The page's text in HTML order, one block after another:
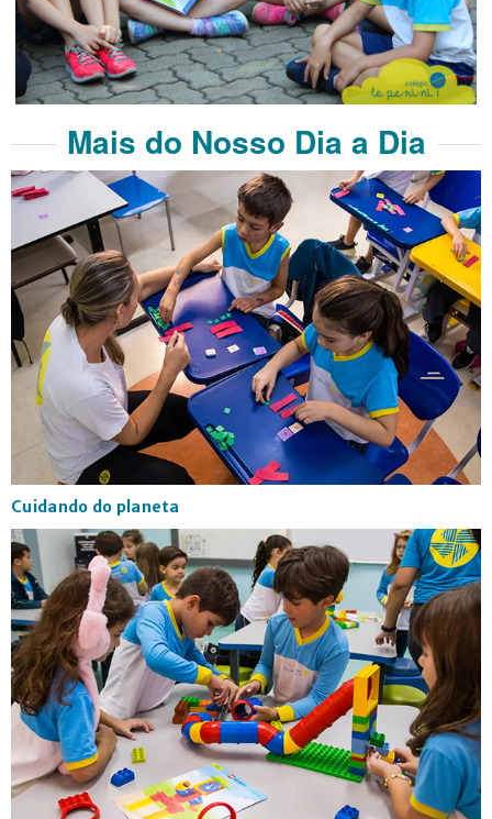
Mais do Nosso Dia a Dia
Cuidando do planeta